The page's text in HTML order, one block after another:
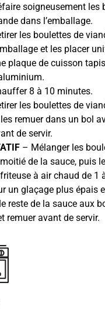
soigneusement les
dans l’emballage.
les boulettes de
et les placer
plaque de cuisson
8 à 10 minutes.
les boulettes de
remuer dans un bol
de servir.
– Mélanger les
de la sauce, puis
à air chaud de 1
un glaçage plus épais
reste de la sauce aux
remuer avant de servir.